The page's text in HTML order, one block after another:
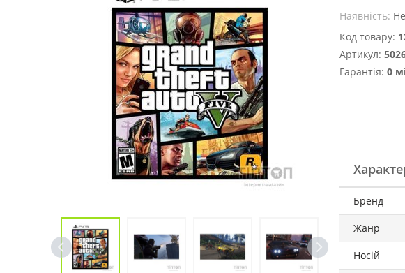
Наявність:
Код товару:
Артикул:
Гарантія: 0
Бренд
Жанр
Носій